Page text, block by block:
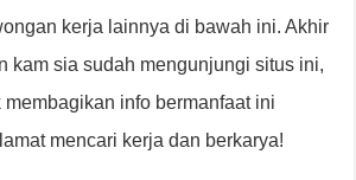
kerja lainnya di bawah ini. Akhir
kam sia sudah mengunjungi situs ini,
info bermanfaat ini
mencari kerja dan berkarya!